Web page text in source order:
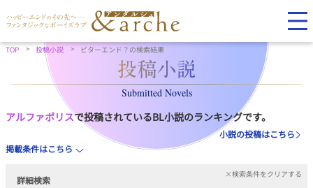
TOP 投稿小説 ビターエンド？の検索結果
Submitted Novels
アルファポリスで投稿されているBL小説のランキングです。
小説の投稿はこちら
掲載条件はこちら
詳細検索
×検索条件をクリアする